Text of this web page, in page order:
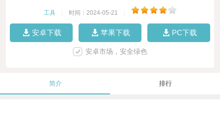
工具 时间：2024-05-21
安卓下载 苹果下载 PC下载
安卓市场，安全绿色
简介 排行